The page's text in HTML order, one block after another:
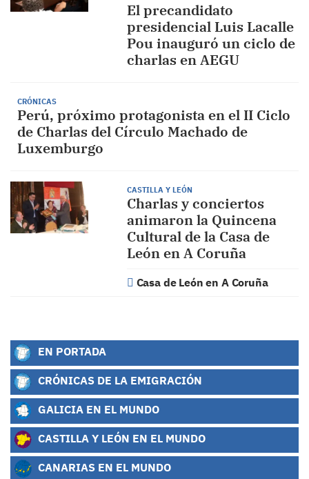
El precandidato
presidencial Luis Lacalle
Pou inauguró un ciclo de
charlas en AEGU
CRÓNICAS
Perú, próximo protagonista en el II Ciclo
de Charlas del Círculo Machado de
Luxemburgo
CASTILLA Y LEÓN
Charlas y conciertos
animaron la Quincena
Cultural de la Casa de
León en A Coruña
Casa de León en A Coruña
EN PORTADA
CRÓNICAS DE LA EMIGRACIÓN
GALICIA EN EL MUNDO
CASTILLA Y LEÓN EN EL MUNDO
CANARIAS EN EL MUNDO